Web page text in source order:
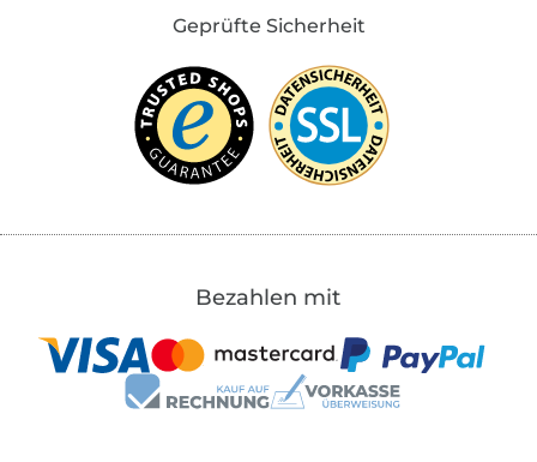
Geprüfte Sicherheit
Bezahlen mit